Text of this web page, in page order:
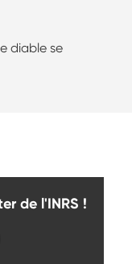
diable se
de l'INRS !